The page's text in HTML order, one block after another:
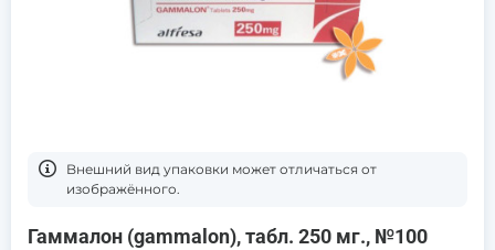
Bнешний вид упаковки может отличаться от
изображённого.
Гаммалон (gammalon), табл. 250 мг., №100